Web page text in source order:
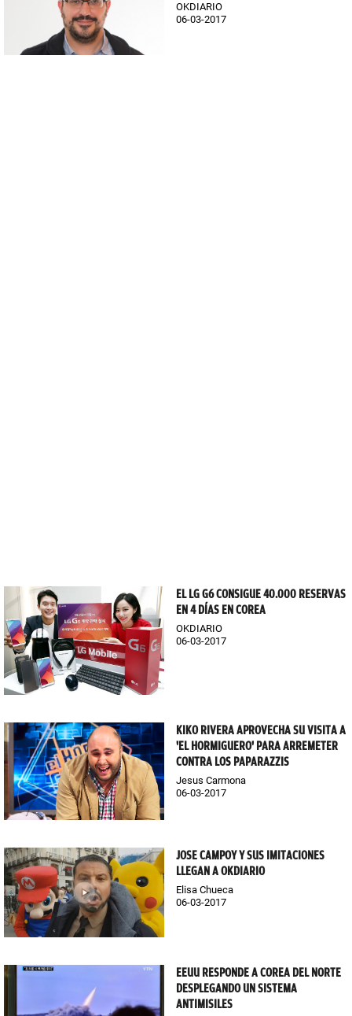
OKDIARIO
06-03-2017
EL LG G6 CONSIGUE 40.000 RESERVAS
EN 4 DÍAS EN COREA
OKDIARIO
06-03-2017
KIKO RIVERA APROVECHA SU VISITA A
'EL HORMIGUERO' PARA ARREMETER
CONTRA LOS PAPARAZZIS
Jesus Carmona
06-03-2017
JOSE CAMPOY Y SUS IMITACIONES
LLEGAN A OKDIARIO
Elisa Chueca
06-03-2017
EEUU RESPONDE A COREA DEL NORTE
DESPLEGANDO UN SISTEMA
ANTIMISILES